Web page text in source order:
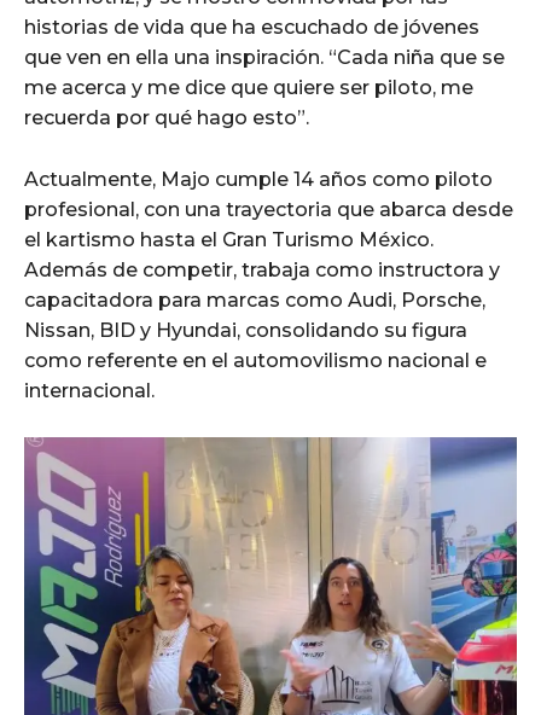
historias de vida que ha escuchado de jóvenes
que ven en ella una inspiración. “Cada niña que se
me acerca y me dice que quiere ser piloto, me
recuerda por qué hago esto”.
Actualmente, Majo cumple 14 años como piloto
profesional, con una trayectoria que abarca desde
el kartismo hasta el Gran Turismo México.
Además de competir, trabaja como instructora y
capacitadora para marcas como Audi, Porsche,
Nissan, BID y Hyundai, consolidando su figura
como referente en el automovilismo nacional e
internacional.